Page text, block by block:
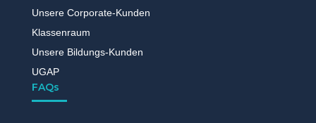
Unsere Corporate-Kunden
Klassenraum
Unsere Bildungs-Kunden
UGAP
FAQs